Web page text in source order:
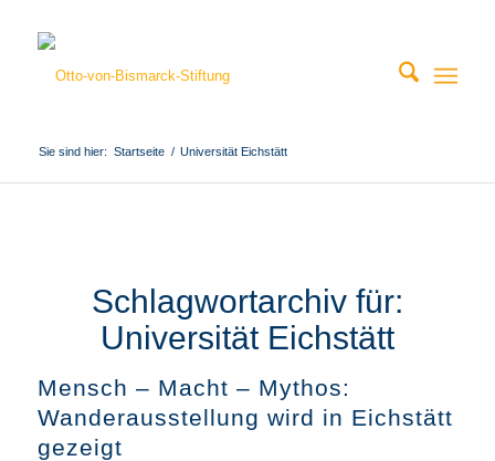
Sie sind hier: Startseite / Universität Eichstätt
Schlagwortarchiv für:
Universität Eichstätt
Mensch – Macht – Mythos:
Wanderausstellung wird in Eichstätt
gezeigt